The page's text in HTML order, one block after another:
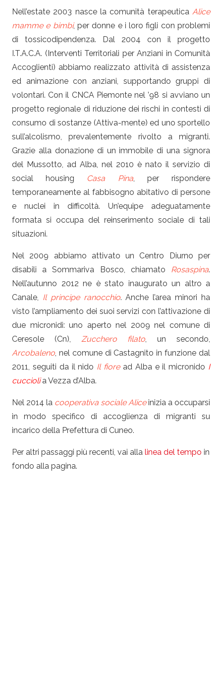
Nell’estate 2003 nasce la comunità terapeutica Alice
mamme e bimbi, per donne e i loro figli con problemi
di tossicodipendenza. Dal 2004 con il progetto
I.T.A.C.A. (Interventi Territoriali per Anziani in Comunità
Accoglienti) abbiamo realizzato attività di assistenza
ed animazione con anziani, supportando gruppi di
volontari. Con il CNCA Piemonte nel ’98 si avviano un
progetto regionale di riduzione dei rischi in contesti di
consumo di sostanze (Attiva-mente) ed uno sportello
sull’alcolismo, prevalentemente rivolto a migranti.
Grazie alla donazione di un immobile di una signora
del Mussotto, ad Alba, nel 2010 è nato il servizio di
social housing
Casa Pina, per rispondere
temporaneamente al fabbisogno abitativo di persone
e nuclei in difficoltà. Un’equipe adeguatamente
formata si occupa del reinserimento sociale di tali
situazioni.
Nel 2009 abbiamo attivato un Centro Diurno per
disabili a Sommariva Bosco, chiamato Rosaspina.
Nell’autunno 2012 ne è stato inaugurato un altro a
Canale, Il principe ranocchio. Anche l’area minori ha
visto l’ampliamento dei suoi servizi con l’attivazione di
due micronidi: uno aperto nel 2009 nel comune di
Ceresole (Cn), Zucchero filato, un secondo,
Arcobaleno, nel comune di Castagnito in funzione dal
2011, seguiti da il nido Il fioread Alba e il micronido I
cucciolia Vezza d’Alba.
Nel 2014 la cooperativa sociale Aliceinizia a occuparsi
in modo specifico di accoglienza di migranti su
incarico della Prefettura di Cuneo.
Per altri passaggi più recenti, vai alla linea del tempo in
fondo alla pagina.